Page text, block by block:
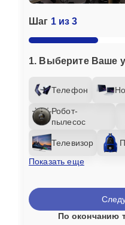
Шаг 1 из 3
1. Выберите Ваше
Телефон
Робот-
пылесос
Телевизор
Показать еще
По окончанию